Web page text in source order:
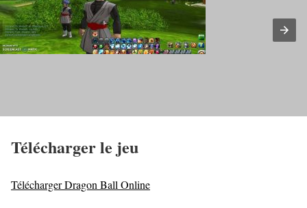
Télécharger le jeu
Télécharger Dragon Ball Online